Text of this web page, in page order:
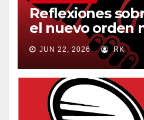
Reflexiones
el nuevo orden
JUN 22, 2026 RK